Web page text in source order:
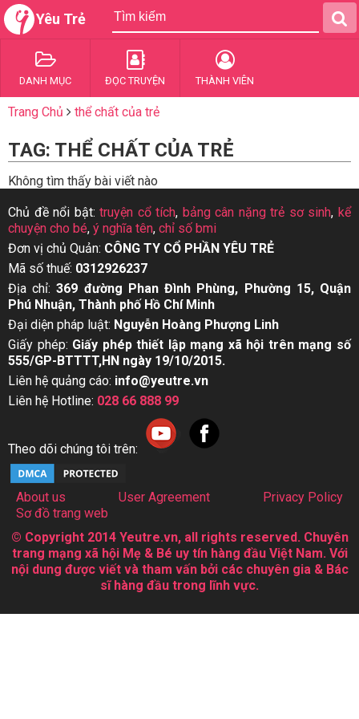
Yêu Trẻ
DANH MỤC ĐỌC TRUYỆN THÀNH VIÊN
Trang Chủ thể chất của trẻ
TAG: THỂ CHẤT CỦA TRẺ
Không tìm thấy bài viết nào
Chủ đề nổi bật:truyện cổ tích, bảng cân nặng trẻ sơ sinh,kể
chuyện cho bé, ý nghĩa tên, chỉ số bmi
Đơn vị chủ Quản: CÔNG TY CỔ PHẦN YÊU TRẺ
Mã số thuế: 0312926237
Địa chỉ:369 đường Phan Đình Phùng, Phường 15, Quận
Phú Nhuận, Thành phố Hồ Chí Minh
Đại diện pháp luật: Nguyễn Hoàng Phượng Linh
Giấy phép: Giấy phép thiết lập mạng xã hội trên mạng số
555/GP-BTTTT,HN ngày 19/10/2015.
Liên hệ quảng cáo: info@yeutre.vn
Liên hệ Hotline: 028 66 888 99
Theo dõi chúng tôi trên:
About us User Agreement
Privacy Policy
Sơ đồ trang web
© Copyright 2014 Yeutre.vn, all rights reserved. Chuyên
trang mạng xã hội Mẹ & Bé uy tín hàng đầu Việt Nam. Với
nội dung được viết và tham vấn bởi các chuyên gia & Bác
sĩ hàng đầu trong lĩnh vực.